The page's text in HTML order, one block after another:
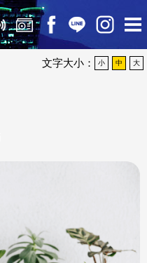
文字大小： 小 中 大